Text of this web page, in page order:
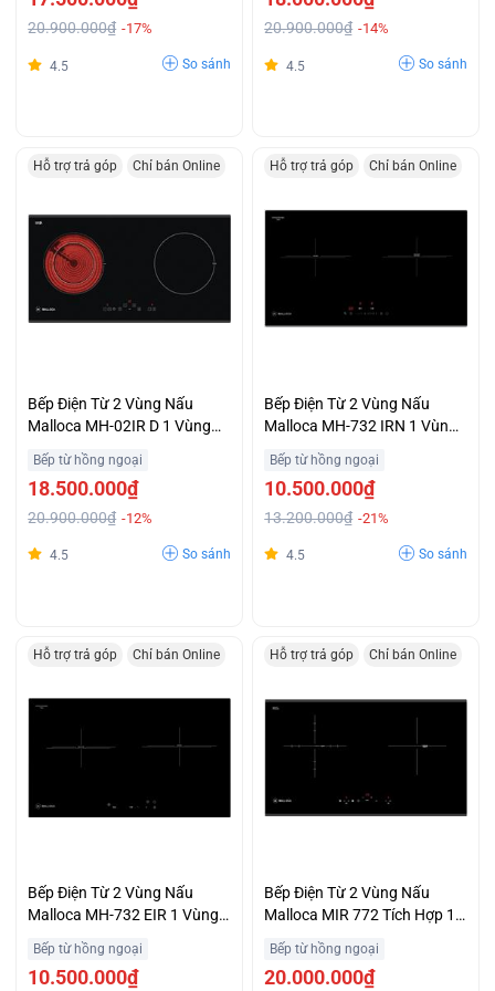
20.900.000₫ -17%
4.5 So sánh
20.900.000₫ -14%
4.5 So sánh
Hỗ trợ trả góp Chỉ bán Online
Bếp Điện Từ 2 Vùng Nấu
Malloca MH-02IR D 1 Vùng
Đãi Đặc Biệt
Bếp từ hồng ngoại
18.500.000₫
20.900.000₫ -12%
4.5 So sánh
Hỗ trợ trả góp Chỉ bán Online
Bếp Điện Từ 2 Vùng Nấu
Malloca MH-732 IRN 1 Vùng
Bếp từ hồng ngoại
10.500.000₫
13.200.000₫ -21%
4.5 So sánh
Hỗ trợ trả góp Chỉ bán Online
Bếp Điện Từ 2 Vùng Nấu
Malloca MH-732 EIR 1 Vùng
Điện 1 Vùng Từ Ưu Đãi Đặc
Biệt
Bếp từ hồng ngoại
10.500.000₫
Hỗ trợ trả góp Chỉ bán Online
Bếp Điện Từ 2 Vùng Nấu
Malloca MIR 772 Tích Hợp 1
Vùng Điện Và 1 Vùng Từ
Khuyến Mãi Lớn
Bếp từ hồng ngoại
20.000.000₫